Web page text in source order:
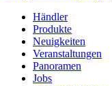
Händler
Produkte
Neuigkeiten
Veranstaltungen
Panoramen
Jobs